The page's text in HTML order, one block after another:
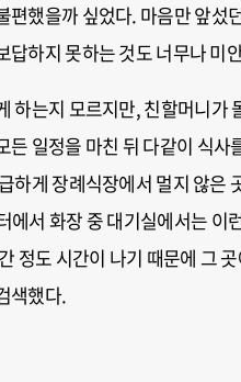
편했을까 싶었다. 마음만 앞섰
답하지 못하는 것도 너무나 미
하는지 모르지만, 친할머니가
든 일정을 마친 뒤 다같이 식사
하게 장례식장에서 멀지 않은
에서 화장 중 대기실에서는 이
정도 시간이 나기 때문에 그
색했다.